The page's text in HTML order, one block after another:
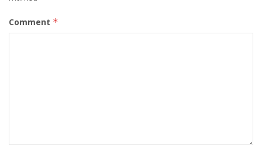
Comment *